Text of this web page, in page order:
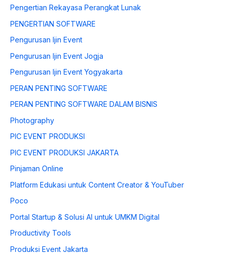
Pengertian Rekayasa Perangkat Lunak
PENGERTIAN SOFTWARE
Pengurusan Ijin Event
Pengurusan Ijin Event Jogja
Pengurusan Ijin Event Yogyakarta
PERAN PENTING SOFTWARE
PERAN PENTING SOFTWARE DALAM BISNIS
Photography
PIC EVENT PRODUKSI
PIC EVENT PRODUKSI JAKARTA
Pinjaman Online
Platform Edukasi untuk Content Creator & YouTuber
Poco
Portal Startup & Solusi AI untuk UMKM Digital
Productivity Tools
Produksi Event Jakarta